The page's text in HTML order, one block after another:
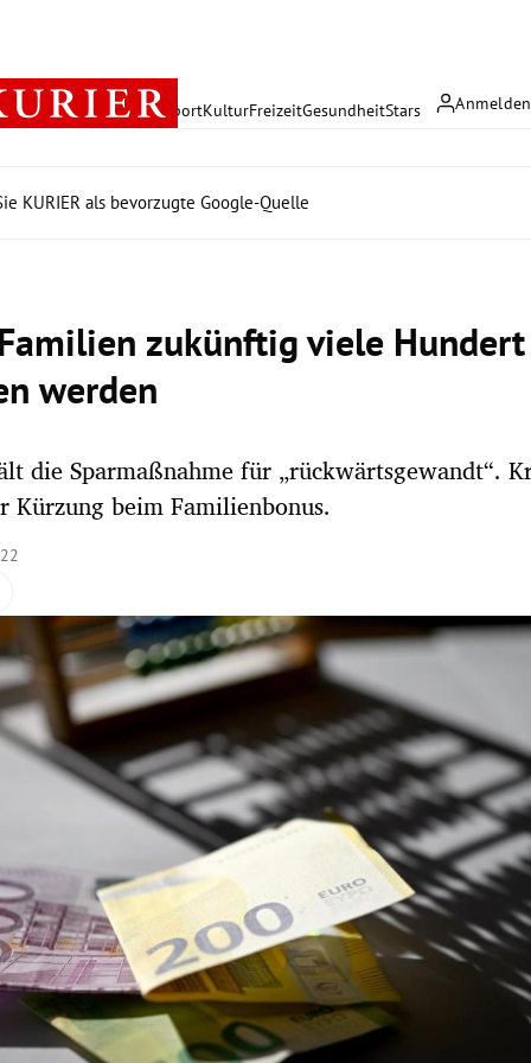
Anmelden
PolitikWirtschaft SportKulturFreizeitGesundheitStars
KURIER als bevorzugte Google-Quelle
zukünftig viele
werden
die Sparmaßnahme für „rückwärtsgewandt“.
Kürzung beim Familienbonus.
öffnen/schließen